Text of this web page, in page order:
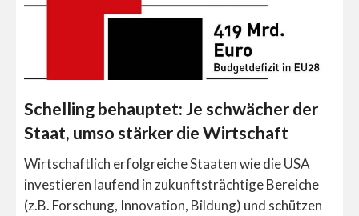
Schelling behauptet: Je schwächer der
Staat, umso stärker die Wirtschaft
Wirtschaftlich erfolgreiche Staaten wie die USA
investieren laufend in zukunftsträchtige Bereiche
(z.B. Forschung, Innovation, Bildung) und schützen